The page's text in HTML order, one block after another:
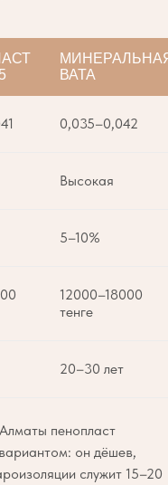
ВАТА
0,035–0,042
Высокая
5–10%
12000–18000
тенге
20–30 лет
пенопласт
он дёшев,
служит 15–20